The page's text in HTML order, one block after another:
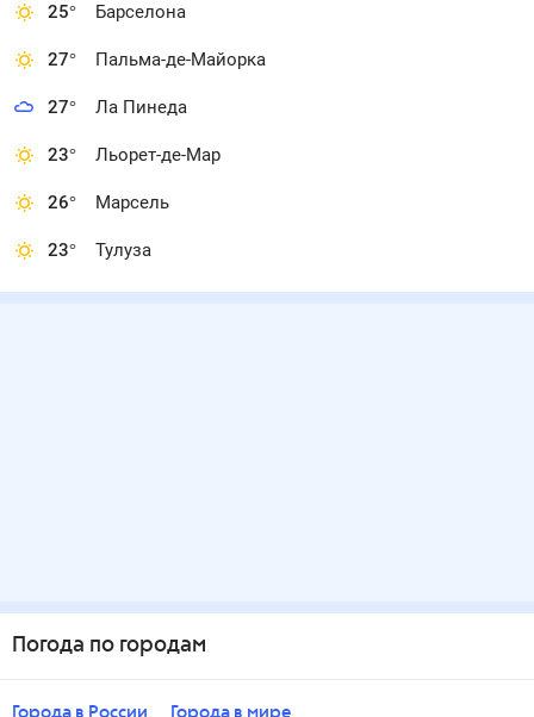
25° Барселона
27° Пальма-де-Майорка
27° Ла Пинеда
23° Льорет-де-Мар
26° Марсель
23° Тулуза
Погода по городам
Города в России Города в мире